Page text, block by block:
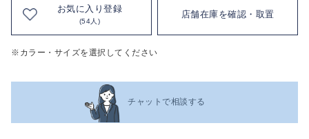
お気に入り登録
(54人)
店舗在庫を確認・取置
※カラー・サイズを選択してください
チャットで相談する